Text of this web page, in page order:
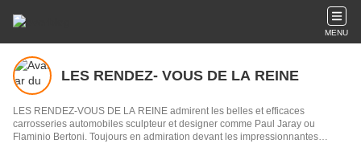
MENU
LES RENDEZ- VOUS DE LA REINE
LES RENDEZ-VOUS DE LA REINE admirent les belles et efficaces
carrosseries automobiles sculpteur et designer comme Paul Jaray ou
Flaminio Bertoni. Toujours en admiration devant les impressionnantes